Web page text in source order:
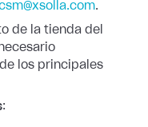
.
de la tienda del
los principales
: